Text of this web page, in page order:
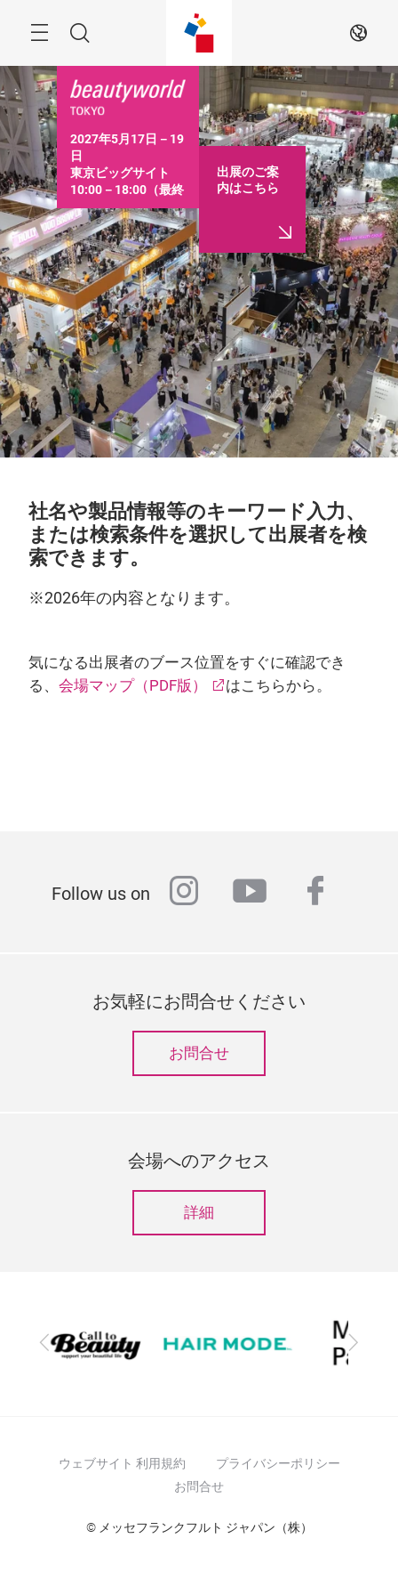
す
る
索
JA
2027年5月17日－19
日
東京ビッグサイト
10:00－18:00（最終
日は16:30まで）
出展のご案
内はこちら
社名や製品情報等のキーワード入力、
または検索条件を選択して出展者を検
索できます。
※2026年の内容となります。
気になる出展者のブース位置をすぐに確認でき
る、 会場マップ（PDF版） はこちらから。
Follow us on instagram
youtube
お気軽にお問合せください
お問合せ
会場へのアクセス
詳細
前
次
へ
ウェブサイト 利用規約
プライバシーポリシー
お問合せ
© メッセフランクフルト ジャパン（株）